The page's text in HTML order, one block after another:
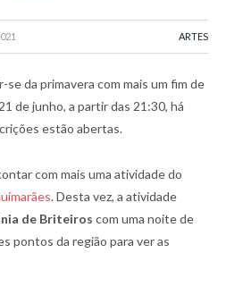
ARTES
se da primavera com mais um fim de
de junho, a partir das 21:30, há
estão abertas.
com mais uma atividade do
. Desta vez, a atividade
de Briteiros com uma noite de
pontos da região para ver as